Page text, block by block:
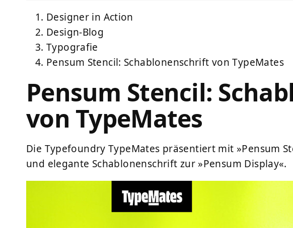
Designer in Action
Design-Blog
Typografie
Pensum Stencil: Schablonenschrift von TypeMates
Pensum Stencil:
von TypeMates
Die Typefoundry TypeMates präsentiert mit »Pensum
und elegante Schablonenschrift zur »Pensum Display«.